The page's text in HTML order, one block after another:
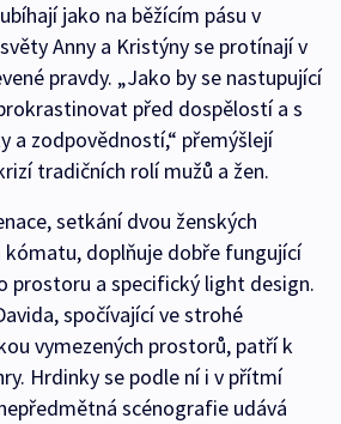
jako na běžícím pásu v
Anny a Kristýny se protínají v
pravdy. „Jako by se nastupující
před dospělostí a s
a zodpovědností,“ přemýšlejí
tradičních rolí mužů a žen.
setkání dvou ženských
doplňuje dobře fungující
prostoru a specifický light design.
spočívající ve strohé
vymezených prostorů, patří k
Hrdinky se podle ní i v přítmí
scénografie udává